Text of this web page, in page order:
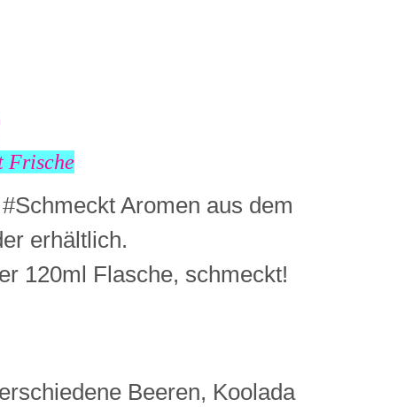
Frische
Aromen aus dem
erhältlich.
120ml Flasche, schmeckt!
Beeren, Koolada